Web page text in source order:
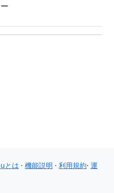
とは · 機能説明 · 利用規約· 運